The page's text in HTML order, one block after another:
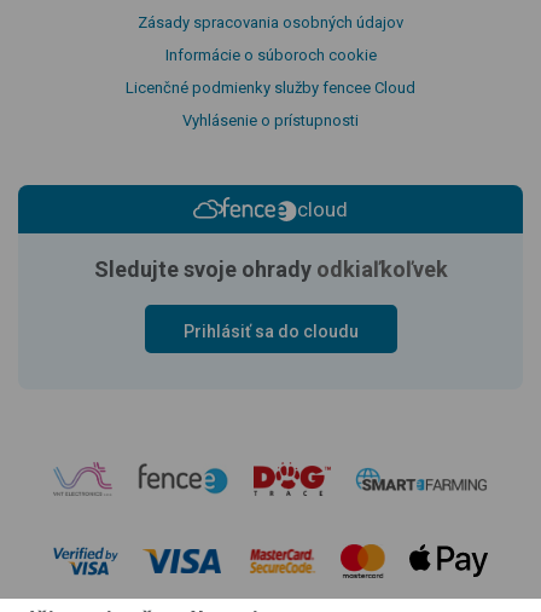
Zásady spracovania osobných údajov
Informácie o súboroch cookie
Licenčné podmienky služby fencee Cloud
Vyhlásenie o prístupnosti
cloud
Sledujte svoje ohrady odkiaľkoľvek
Prihlásiť sa do cloudu